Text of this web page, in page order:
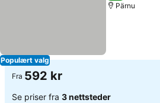
Populært valg
Pärnu
Fra 592 kr
Se priser fra 3 nettsteder